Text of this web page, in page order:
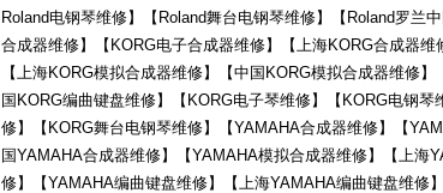
Roland电钢琴维修】【Roland舞台电钢琴维修】【Roland罗兰
合成器维修】【KORG电子合成器维修】【上海KORG合成器
【上海KORG模拟合成器维修】【中国KORG模拟合成器维修
国KORG编曲键盘维修】【KORG电子琴维修】【KORG电钢
修】【KORG舞台电钢琴维修】【YAMAHA合成器维修】【
国YAMAHA合成器维修】【YAMAHA模拟合成器维修】【上海
修】【YAMAHA编曲键盘维修】【上海YAMAHA编曲键盘维修